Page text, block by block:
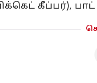
கீப்பர்),